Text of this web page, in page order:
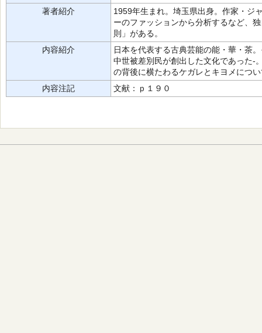
著者紹介
1959年生まれ。埼玉県出身。作家・ジ
ーのファッションから分析するなど、
則」がある。
内容紹介
日本を代表する古典芸能の能・華・茶
中世被差別民が創出した文化であった-
の背後に横たわるケガレとキヨメにつ
内容注記
文献：ｐ１９０